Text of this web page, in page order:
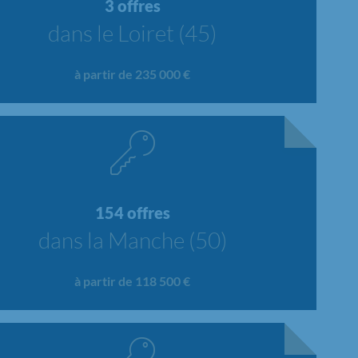
3 offres
dans le Loiret (45)
à partir de 235 000 €
154 offres
dans la Manche (50)
à partir de 118 500 €